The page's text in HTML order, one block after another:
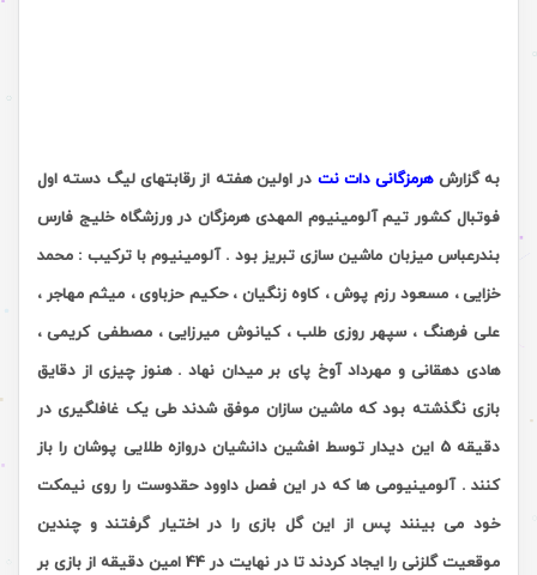
به گزارشهرمزگانی دات نت در اولین هفته از رقابتهای لیگ دسته اول
فوتبال کشور تیم آلومینیوم المهدی هرمزگان در ورزشگاه خلیج فارس
بندرعباس میزبان ماشین سازی تبریز بود . آلومینیوم با ترکیب : محمد
خزایی ، مسعود رزم پوش ، کاوه زنگیان ، حکیم حزباوی ، میثم مهاجر ،
علی فرهنگ ، سپهر روزی طلب ، کیانوش میرزایی ، مصطفی کریمی ،
هادی دهقانی و مهرداد آوخ پای بر میدان نهاد . هنوز چیزی از دقایق
بازی نگذشته بود که ماشین سازان موفق شدند طی یک غافلگیری در
دقیقه 5 این دیدار توسط افشین دانشیان دروازه طلایی پوشان را باز
کنند . آلومینیومی ها که در این فصل داوود حقدوست را روی نیمکت
خود می بینند پس از این گل بازی را در اختیار گرفتند و چندین
موقعیت گلزنی را ایجاد کردند تا در نهایت در 44 امین دقیقه از بازی بر